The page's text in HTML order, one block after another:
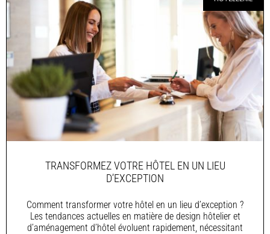
TRANSFORMEZ VOTRE HÔTEL EN UN LIEU
D’EXCEPTION
Comment transformer votre hôtel en un lieu d’exception ?
Les tendances actuelles en matière de design hôtelier et
d’aménagement d’hôtel évoluent rapidement, nécessitant